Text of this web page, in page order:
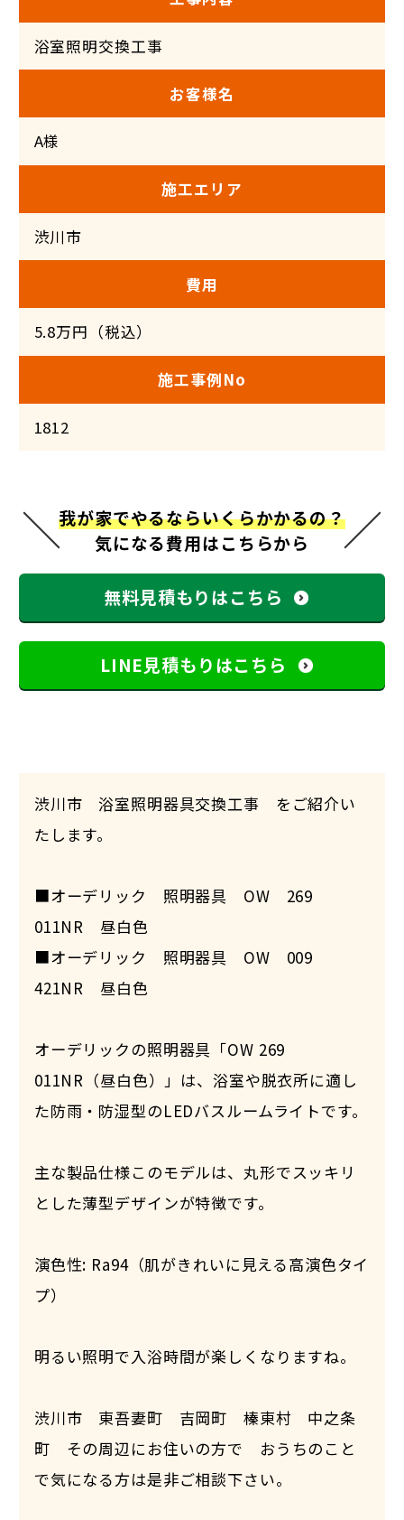
浴室照明交換工事
お客様名
A様
施工エリア
渋川市
費用
5.8万円（税込）
施工事例No
1812
我が家でやるならいくらかかるの？
気になる費用はこちらから
無料見積もりはこちら
LINE見積もりはこちら
渋川市 浴室照明器具交換工事 をご紹介い
たします。
■オーデリック 照明器具 OW 269
011NR 昼白色
■オーデリック 照明器具 OW 009
421NR 昼白色
オーデリックの照明器具「OW 269
011NR（昼白色）」は、浴室や脱衣所に適し
た防雨・防湿型のLEDバスルームライトです。
主な製品仕様このモデルは、丸形でスッキリ
とした薄型デザインが特徴です。
演色性: Ra94（肌がきれいに見える高演色タイ
プ）
明るい照明で入浴時間が楽しくなりますね。
渋川市 東吾妻町 吉岡町 榛東村 中之条
町 その周辺にお住いの方で おうちのこと
で気になる方は是非ご相談下さい。